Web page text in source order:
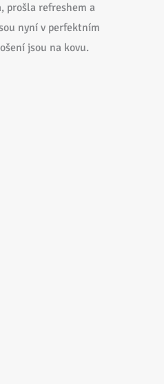
prošla refreshem a
nyní v perfektním
jsou na kovu.